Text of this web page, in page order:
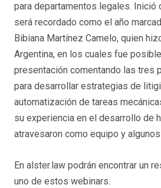
para departamentos legales. Inició
será recordado como el año
Bibiana Martínez Camelo, quien
Argentina, en los cuales fue
presentación comentando las tres
para desarrollar estrategias de
automatización de tareas
su experiencia en el desarrollo de
atravesaron como equipo y
En alster.law podrán encontrar un
uno de estos webinars.